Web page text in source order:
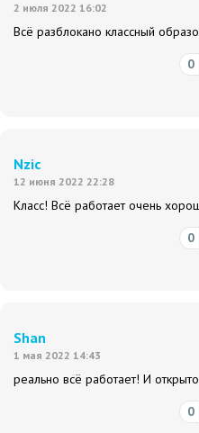
2 июля 2022 16:02
Всё разблокано классный
0
Nzic
12 июня 2022 22:28
Класс! Всё работает очень
0
Shan
1 мая 2022 14:43
реально всё работает! И
0